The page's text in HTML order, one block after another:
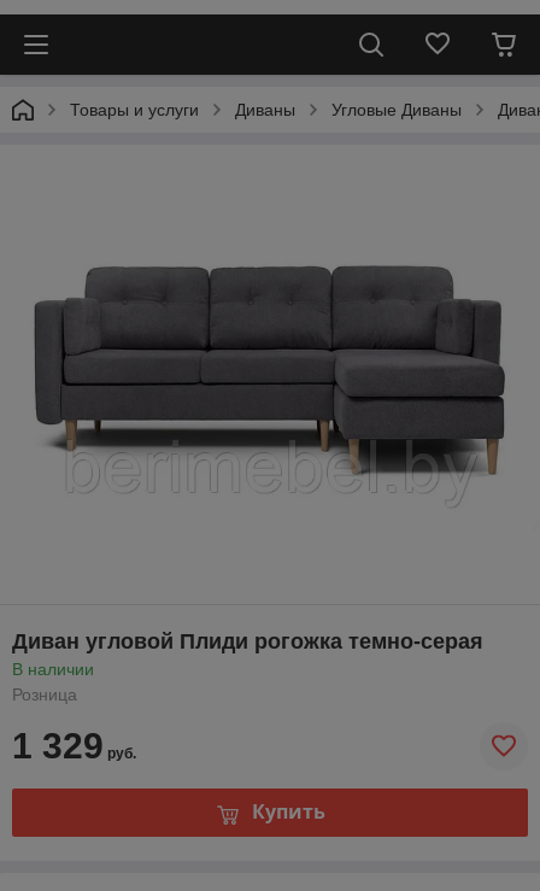
Товары и услуги Диваны Угловые Диваны
Диван угловой Плиди рогожка темно-серая
В наличии
Розница
1 329 руб.
Купить